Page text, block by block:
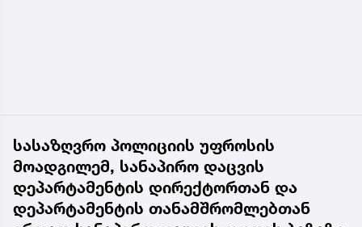
სასაზღვრო პოლიციის უფროსის
მოადგილემ, სანაპირო დაცვის
დეპარტამენტის დირექტორთან და
დეპარტამენტის თანამშრომლებთან